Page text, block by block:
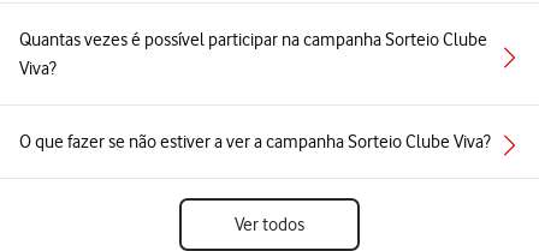
Quantas vezes é possível participar na campanha Sorteio Clube
Viva?
O que fazer se não estiver a ver a campanha Sorteio Clube Viva?
Ver todos